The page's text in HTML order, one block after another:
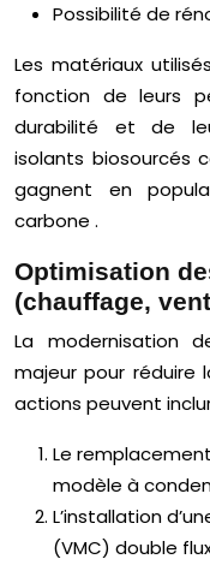
Possibilité de
Les matériaux
fonction de leurs
durabilité et de
isolants biosourcés
gagnent en
carbone .
Optimisation
(chauffage,
La modernisation
majeur pour réduire
actions peuvent
Le
modèle à
L’installation
(VMC) double